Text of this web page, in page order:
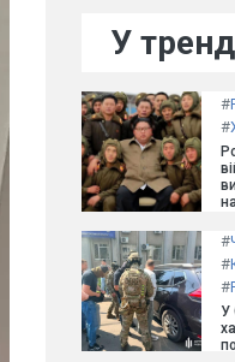
У
#
#
#
#
#
У